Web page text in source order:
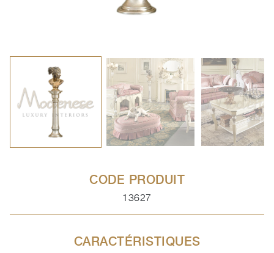
CODE PRODUIT
13627
CARACTÉRISTIQUES